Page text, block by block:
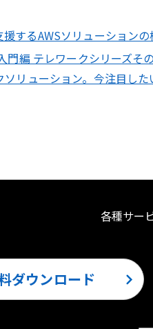
するAWSソリューション
門編 テレワークシリーズそ
ソリューション。今注目し
各種サー
ダウンロード